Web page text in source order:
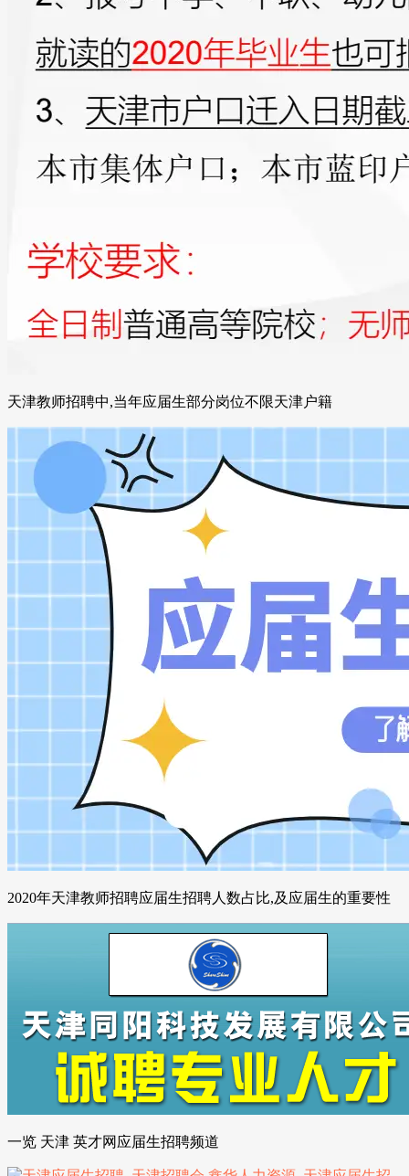
天津教师招聘中,当年应届生部分岗位不限天津户籍
2020年天津教师招聘应届生招聘人数占比,及应届生的重要性
一览 天津 英才网应届生招聘频道